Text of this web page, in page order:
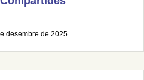
desembre de 2025